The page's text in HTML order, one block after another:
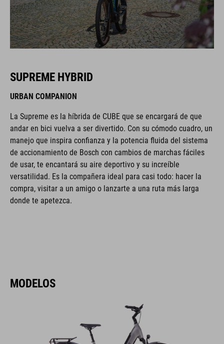
SUPREME HYBRID
URBAN COMPANION
La Supreme es la híbrida de CUBE que se encargará de que
andar en bici vuelva a ser divertido. Con su cómodo cuadro, un
manejo que inspira confianza y la potencia fluida del sistema
de accionamiento de Bosch con cambios de marchas fáciles
de usar, te encantará su aire deportivo y su increíble
versatilidad. Es la compañera ideal para casi todo: hacer la
compra, visitar a un amigo o lanzarte a una ruta más larga
donde te apetezca.
MODELOS